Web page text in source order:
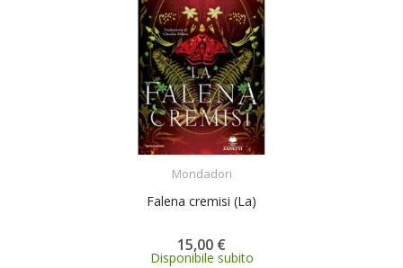
Mondadori
Falena cremisi (La)
15,00 €
Disponibile subito